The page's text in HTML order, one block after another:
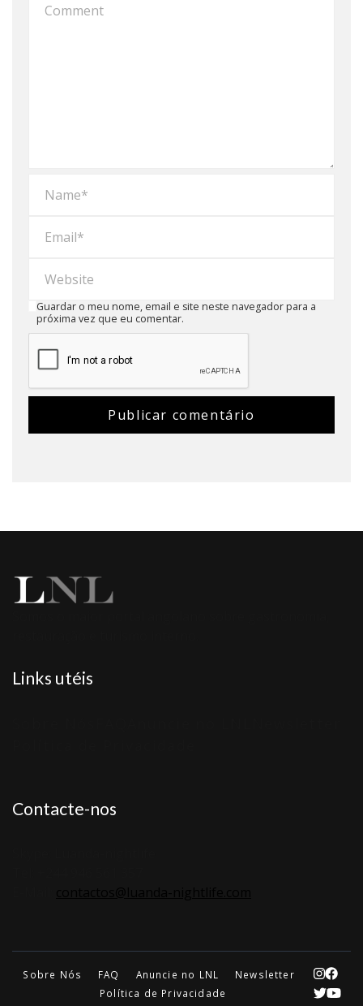
Guardar o meu nome, email e site neste navegador para a
próxima vez que eu comentar.
Links utéis
Contacte-nos
Sobre Nós FAQ Anuncie no LNL
Newsletter
Política de Privacidade